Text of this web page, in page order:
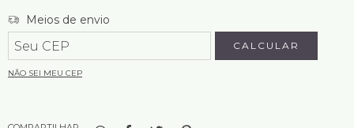
Entregas para o CEP:
Meios de envio
CALCULAR
NÃO SEI MEU CEP